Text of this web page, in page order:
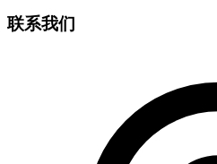
联系我们